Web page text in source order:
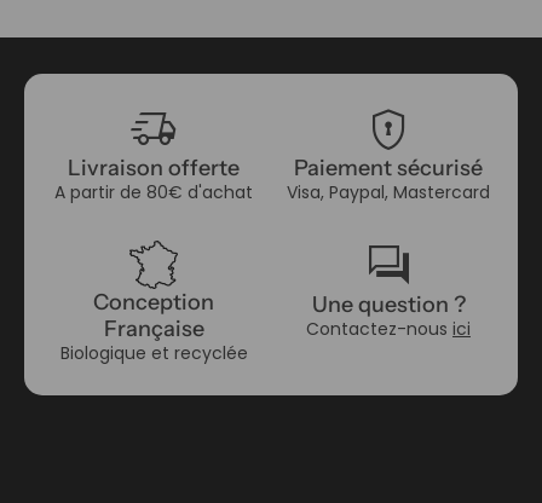
delivery_truck_speed
Livraison offerte
A partir de 80€ d'achat
encrypted
Paiement sécurisé
Visa, Paypal, Mastercard
Conception
Française
Biologique et recyclée
forum
Une question ?
Contactez-nous ici